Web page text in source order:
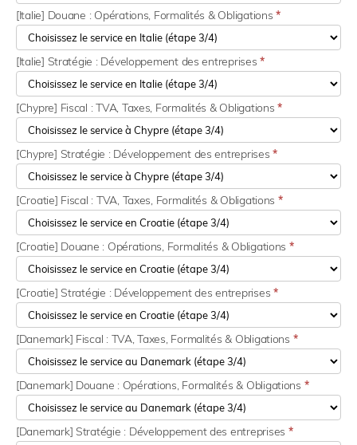
[Italie] Douane : Opérations, Formalités & Obligations*
[Italie] Stratégie : Développement des entreprises*
[Chypre] Fiscal : TVA, Taxes, Formalités & Obligations*
[Chypre] Stratégie : Développement des entreprises*
[Croatie] Fiscal : TVA, Taxes, Formalités & Obligations *
[Croatie] Douane : Opérations, Formalités & Obligations *
[Croatie] Stratégie : Développement des entreprises *
[Danemark] Fiscal : TVA, Taxes, Formalités & Obligations *
[Danemark] Douane : Opérations, Formalités & Obligations *
[Danemark] Stratégie : Développement des entreprises *